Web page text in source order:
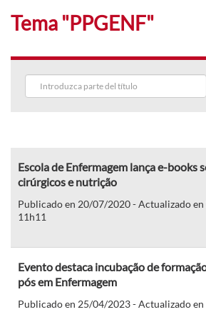
Tema "PPGENF"
Escola de Enfermagem lança e-books
cirúrgicos e nutrição
Publicado en 20/07/2020 - Actualizado
11h11
Evento destaca incubação de
pós em Enfermagem
Publicado en 25/04/2023 - Actualizado